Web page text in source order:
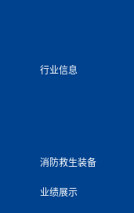
行业信息
消防救生装备
业绩展示